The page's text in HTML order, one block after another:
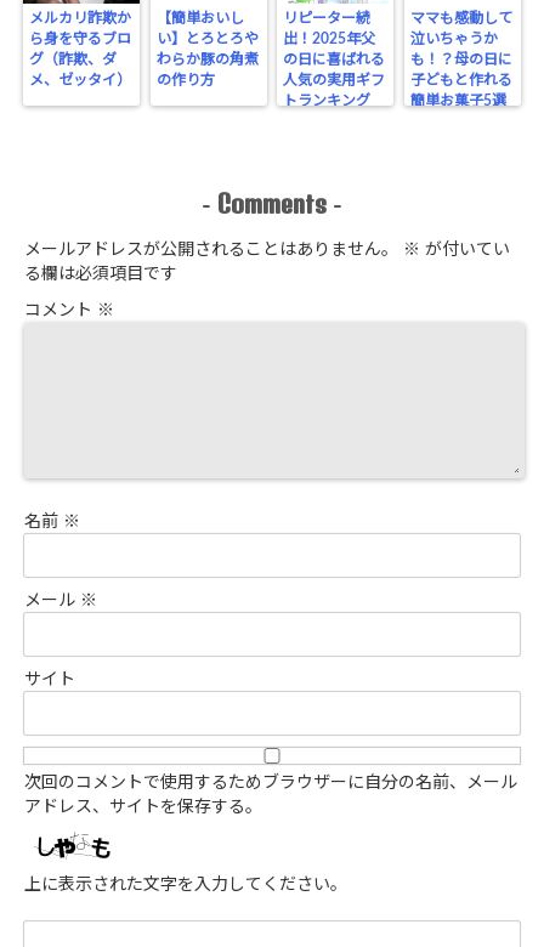
メルカリ詐欺か
ら身を守るブロ
グ（詐欺、ダ
メ、ゼッタイ）
【簡単おいし
い】とろとろや
わらか豚の角煮
の作り方
リピーター続
出！2025年父
の日に喜ばれる
人気の実用ギフ
トランキング
ママも感動して
泣いちゃうか
も！？母の日に
子どもと作れる
簡単お菓子5選
- Comments -
メールアドレスが公開されることはありません。 ※ が付いてい
る欄は必須項目です
コメント ※
名前 ※
メール ※
サイト
次回のコメントで使用するためブラウザーに自分の名前、メール
アドレス、サイトを保存する。
上に表示された文字を入力してください。